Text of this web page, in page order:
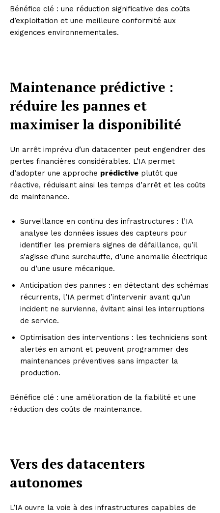
Bénéfice clé : une réduction significative des coûts
d’exploitation et une meilleure conformité aux
exigences environnementales.
Maintenance prédictive :
réduire les pannes et
maximiser la disponibilité
Un arrêt imprévu d’un datacenter peut engendrer des
pertes financières considérables. L’IA permet
d’adopter une approche prédictive plutôt que
réactive, réduisant ainsi les temps d’arrêt et les coûts
de maintenance.
Surveillance en continu des infrastructures : l’IA
analyse les données issues des capteurs pour
identifier les premiers signes de défaillance, qu’il
s’agisse d’une surchauffe, d’une anomalie électrique
ou d’une usure mécanique.
Anticipation des pannes : en détectant des schémas
récurrents, l’IA permet d’intervenir avant qu’un
incident ne survienne, évitant ainsi les interruptions
de service.
Optimisation des interventions : les techniciens sont
alertés en amont et peuvent programmer des
maintenances préventives sans impacter la
production.
Bénéfice clé : une amélioration de la fiabilité et une
réduction des coûts de maintenance.
Vers des datacenters
autonomes
L’IA ouvre la voie à des infrastructures capables de